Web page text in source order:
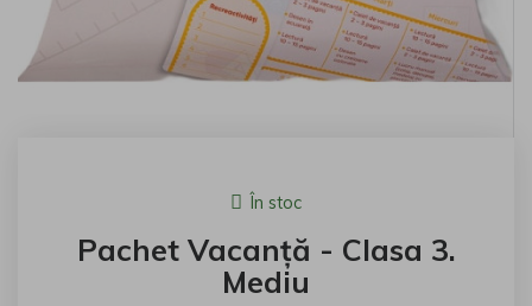
În stoc
Pachet Vacanță - Clasa 3.
Mediu